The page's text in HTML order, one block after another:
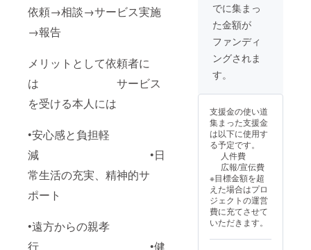
依頼→相談→サービス実施
→報告
メリットとして依頼者に
は サービス
を受ける本人には
•安心感と負担軽
減 •日
常生活の充実、精神的サ
ポート
•遠方からの親孝
行 •健
でに集まっ
た金額が
ファンディ
ングされま
す。
支援金の使い道
集まった支援金
は以下に使用す
る予定です。
人件費
広報/宣伝費
※目標金額を超
えた場合はプロ
ジェクトの運営
費に充てさせて
いただきます。